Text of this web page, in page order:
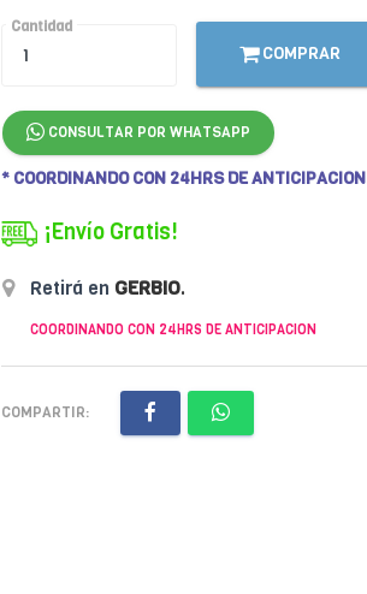
Cantidad
COMPRAR
CONSULTAR POR WHATSAPP
* COORDINANDO CON 24HRS DE ANTICIPACION
¡Envío Gratis!
Retirá en GERBIO.
COORDINANDO CON 24HRS DE ANTICIPACION
COMPARTIR: